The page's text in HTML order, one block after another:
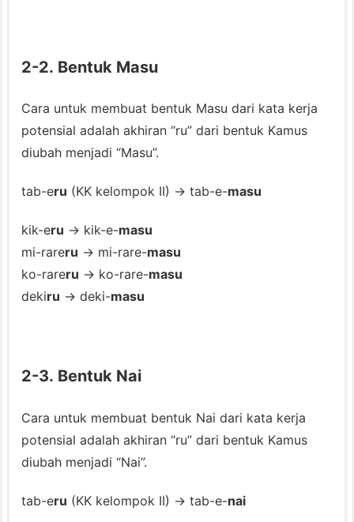
P
t
i
e
“g
a”
d
a
m
l
i
a
2-2. Bentuk Masu
Cara untuk membuat bentuk Masu dari kata kerja
potensial adalah akhiran “ru” dari bentuk Kamus
diubah menjadi “Masu”.
tab-eru (KK kelompok II) → tab-e-masu
kik-eru → kik-e-masu
mi-rareru → mi-rare-masu
ko-rareru → ko-rare-masu
dekiru → deki-masu
2-3. Bentuk Nai
Cara untuk membuat bentuk Nai dari kata kerja
potensial adalah akhiran “ru” dari bentuk Kamus
diubah menjadi “Nai”.
tab-eru (KK kelompok II) → tab-e-nai